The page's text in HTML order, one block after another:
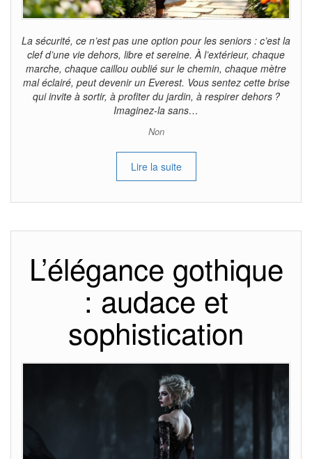
La sécurité, ce n’est pas une option pour les seniors : c’est la
clef d’une vie dehors, libre et sereine. À l’extérieur, chaque
marche, chaque caillou oublié sur le chemin, chaque mètre
mal éclairé, peut devenir un Everest. Vous sentez cette brise
qui invite à sortir, à profiter du jardin, à respirer dehors ?
Imaginez-la sans…
Non
Lire la suite
L’élégance gothique
: audace et
sophistication